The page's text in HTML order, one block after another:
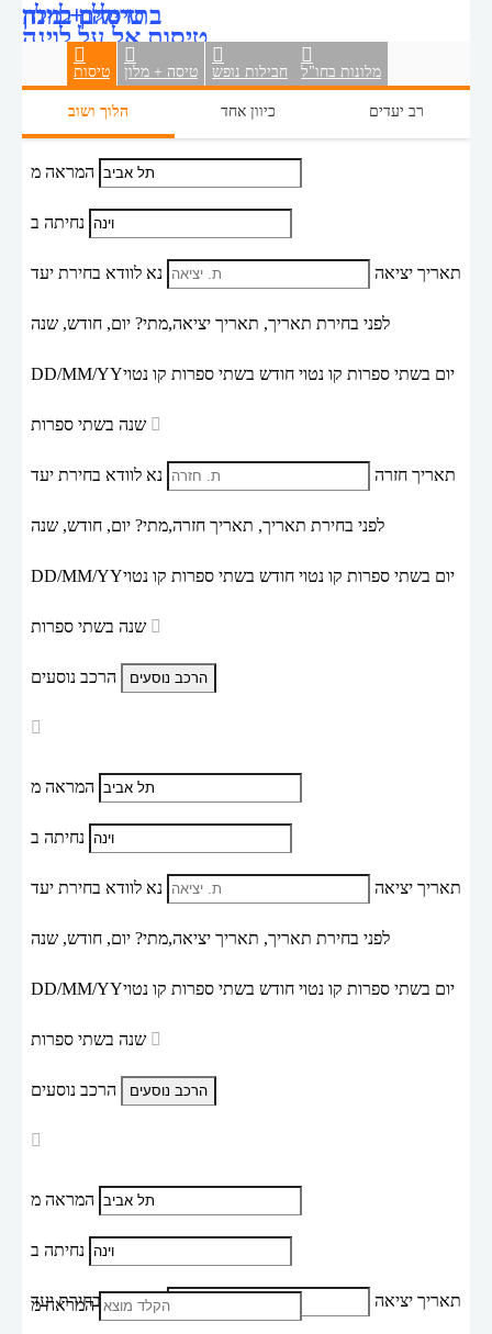
טיסות טיסה + מלון חבילות נופש מלונות בחו"ל
טיסות אל על לוינה
הלוך ושוב כיוון אחד רב יעדים
המראה מ
נחיתה ב
תאריך יציאה נא לוודא בחירת יעד
לפני בחירת תאריך, תאריך יציאה,מתי? יום, חודש, שנה
DD/MM/YYיום בשתי ספרות קו נטוי חודש בשתי ספרות קו נטוי
תאריך חזרה נא לוודא בחירת יעד
לפני בחירת תאריך, תאריך חזרה,מתי? יום, חודש, שנה
DD/MM/YYיום בשתי ספרות קו נטוי חודש בשתי ספרות קו נטוי
הרכב נוסעים
המראה מ
נחיתה ב
תאריך יציאה נא לוודא בחירת יעד
לפני בחירת תאריך, תאריך יציאה,מתי? יום, חודש, שנה
DD/MM/YYיום בשתי ספרות קו נטוי חודש בשתי ספרות קו נטוי
הרכב נוסעים
המראה מ
נחיתה ב
תאריך יציאה נא לוודא בחירת יעד
המראה מ
טיסה + מלון
דילים לוינה
בתי מלון בוינה